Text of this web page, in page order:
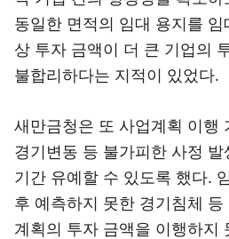
동일한 면적의 임대 용지를 임
상 투자 금액이 더 큰 기업의
불합리하다는 지적이 있었다.
새만금청은 또 사업계획 이행
경기변동 등 불가피한 사정 발
기간 유예할 수 있도록 했다.
후 예측하지 못한 경기침체
계획의 투자 금액을 이행하지